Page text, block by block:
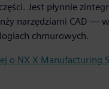
Jest płynnie
narzędziami CAD —
chmurowych.
o NX X Manufacturing